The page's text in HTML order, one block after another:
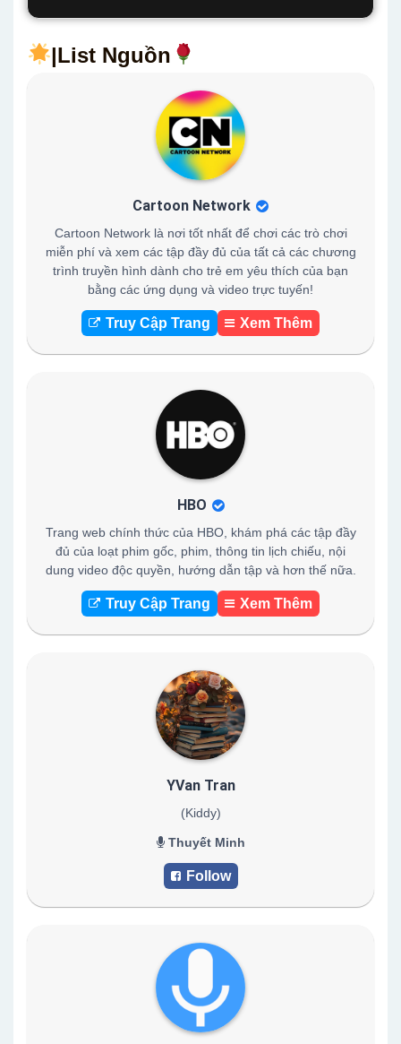
|List Nguồn
Cartoon Network
Cartoon Network là nơi tốt nhất để chơi các trò chơi
miễn phí và xem các tập đầy đủ của tất cả các chương
trình truyền hình dành cho trẻ em yêu thích của bạn
bằng các ứng dụng và video trực tuyến!
Truy Cập Trang Xem Thêm
HBO
Trang web chính thức của HBO, khám phá các tập đầy
đủ của loạt phim gốc, phim, thông tin lịch chiếu, nội
dung video độc quyền, hướng dẫn tập và hơn thế nữa.
Truy Cập Trang Xem Thêm
YVan Tran
(Kiddy)
Thuyết Minh
Follow